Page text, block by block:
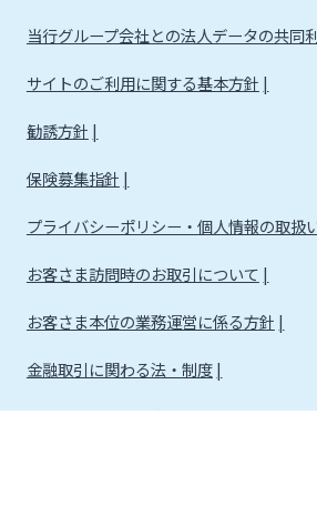
当行グループ会社との法人データの共同
サイトのご利用に関する基本方針
勧誘方針
保険募集指針
プライバシーポリシー・個人情報の取扱
お客さま訪問時のお取引について
お客さま本位の業務運営に係る方針
金融取引に関わる法・制度
金融取引に関わる方針